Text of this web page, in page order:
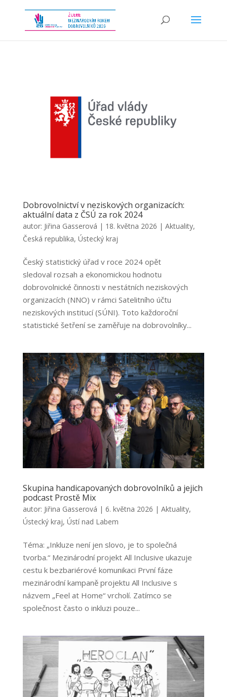
Dobrovolnictví v neziskových organizacích:
aktuální data z ČSÚ za rok 2024
autor: Jiřina Gasserová | 18. května 2026 | Aktuality,
Česká republika, Ústecký kraj
Český statistický úřad v roce 2024 opět
sledoval rozsah a ekonomickou hodnotu
dobrovolnické činnosti v nestátních neziskových
organizacích (NNO) v rámci Satelitního účtu
neziskových institucí (SÚNI). Toto každoroční
statistické šetření se zaměřuje na dobrovolníky...
Skupina handicapovaných dobrovolníků a jejich
podcast Prostě Mix
autor: Jiřina Gasserová | 6. května 2026 | Aktuality,
Ústecký kraj, Ústí nad Labem
Téma: „Inkluze není jen slovo, je to společná
tvorba.“ Mezinárodní projekt All Inclusive ukazuje
cestu k bezbariérové komunikaci První fáze
mezinárodní kampaně projektu All Inclusive s
názvem „Feel at Home“ vrcholí. Zatímco se
společnost často o inkluzi pouze...